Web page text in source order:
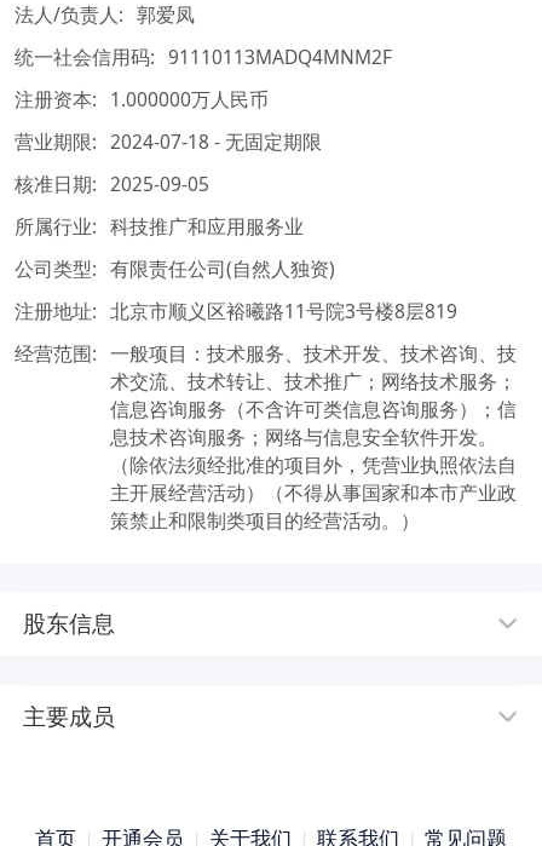
法人/负责人: 郭爱凤
统一社会信用码: 91110113MADQ4MNM2F
注册资本: 1.000000万人民币
营业期限: 2024-07-18 - 无固定期限
核准日期: 2025-09-05
所属行业: 科技推广和应用服务业
公司类型: 有限责任公司(自然人独资)
注册地址: 北京市顺义区裕曦路11号院3号楼8层819
经营范围: 一般项目：技术服务、技术开发、技术咨询、技
术交流、技术转让、技术推广；网络技术服务；
信息咨询服务（不含许可类信息咨询服务）；信
息技术咨询服务；网络与信息安全软件开发。
（除依法须经批准的项目外，凭营业执照依法自
主开展经营活动）（不得从事国家和本市产业政
策禁止和限制类项目的经营活动。）
股东信息
主要成员
首页 | 开通会员 | 关于我们 | 联系我们 | 常见问题